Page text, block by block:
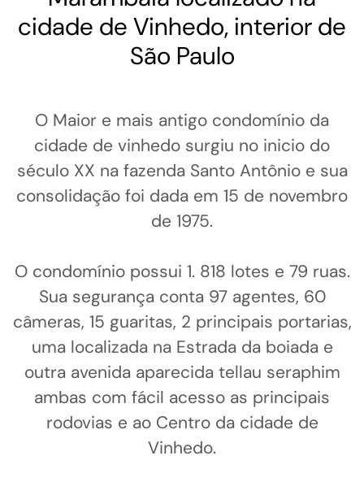
cidade de Vinhedo, interior de
São Paulo
O Maior e mais antigo condomínio da
cidade de vinhedo surgiu no inicio do
século XX na fazenda Santo Antônio e sua
consolidação foi dada em 15 de novembro
de 1975.
O condomínio possui 1. 818 lotes e 79 ruas.
Sua segurança conta 97 agentes, 60
câmeras, 15 guaritas, 2 principais portarias,
uma localizada na Estrada da boiada e
outra avenida aparecida tellau seraphim
ambas com fácil acesso as principais
rodovias e ao Centro da cidade de
Vinhedo.